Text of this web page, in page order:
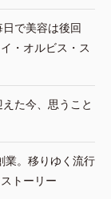
で美容は後回
・オルビス・ス
た今、思うこと
業。移りゆく流行
トーリー